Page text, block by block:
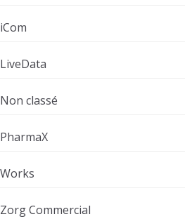
iCom
LiveData
Non classé
PharmaX
Works
Zorg Commercial